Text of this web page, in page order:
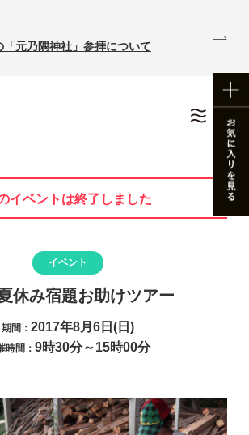
元乃隅神社」参拝について
イベントは終了しました
イベント
休み宿題お助けツアー
期間： 2017年8月6日(日)
時間： 9時30分～15時00分